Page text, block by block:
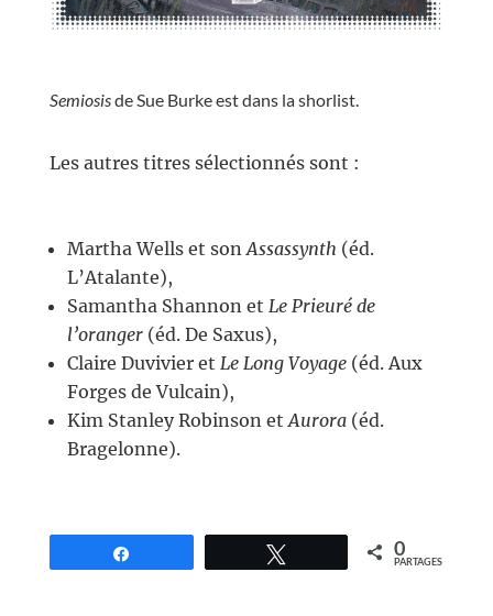
Semiosisde Sue Burke est dans la shorlist.
Les autres titres sélectionnés sont :
Martha Wells et son Assassynth (éd.
L’Atalante),
Samantha Shannon et Le Prieuré de
l’oranger(éd. De Saxus),
Claire Duvivier et Le Long Voyage(éd. Aux
Forges de Vulcain),
Kim Stanley Robinson et Aurora(éd.
Bragelonne).
0
PARTAGES